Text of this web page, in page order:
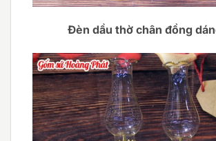
Đèn dầu thờ chân đồng